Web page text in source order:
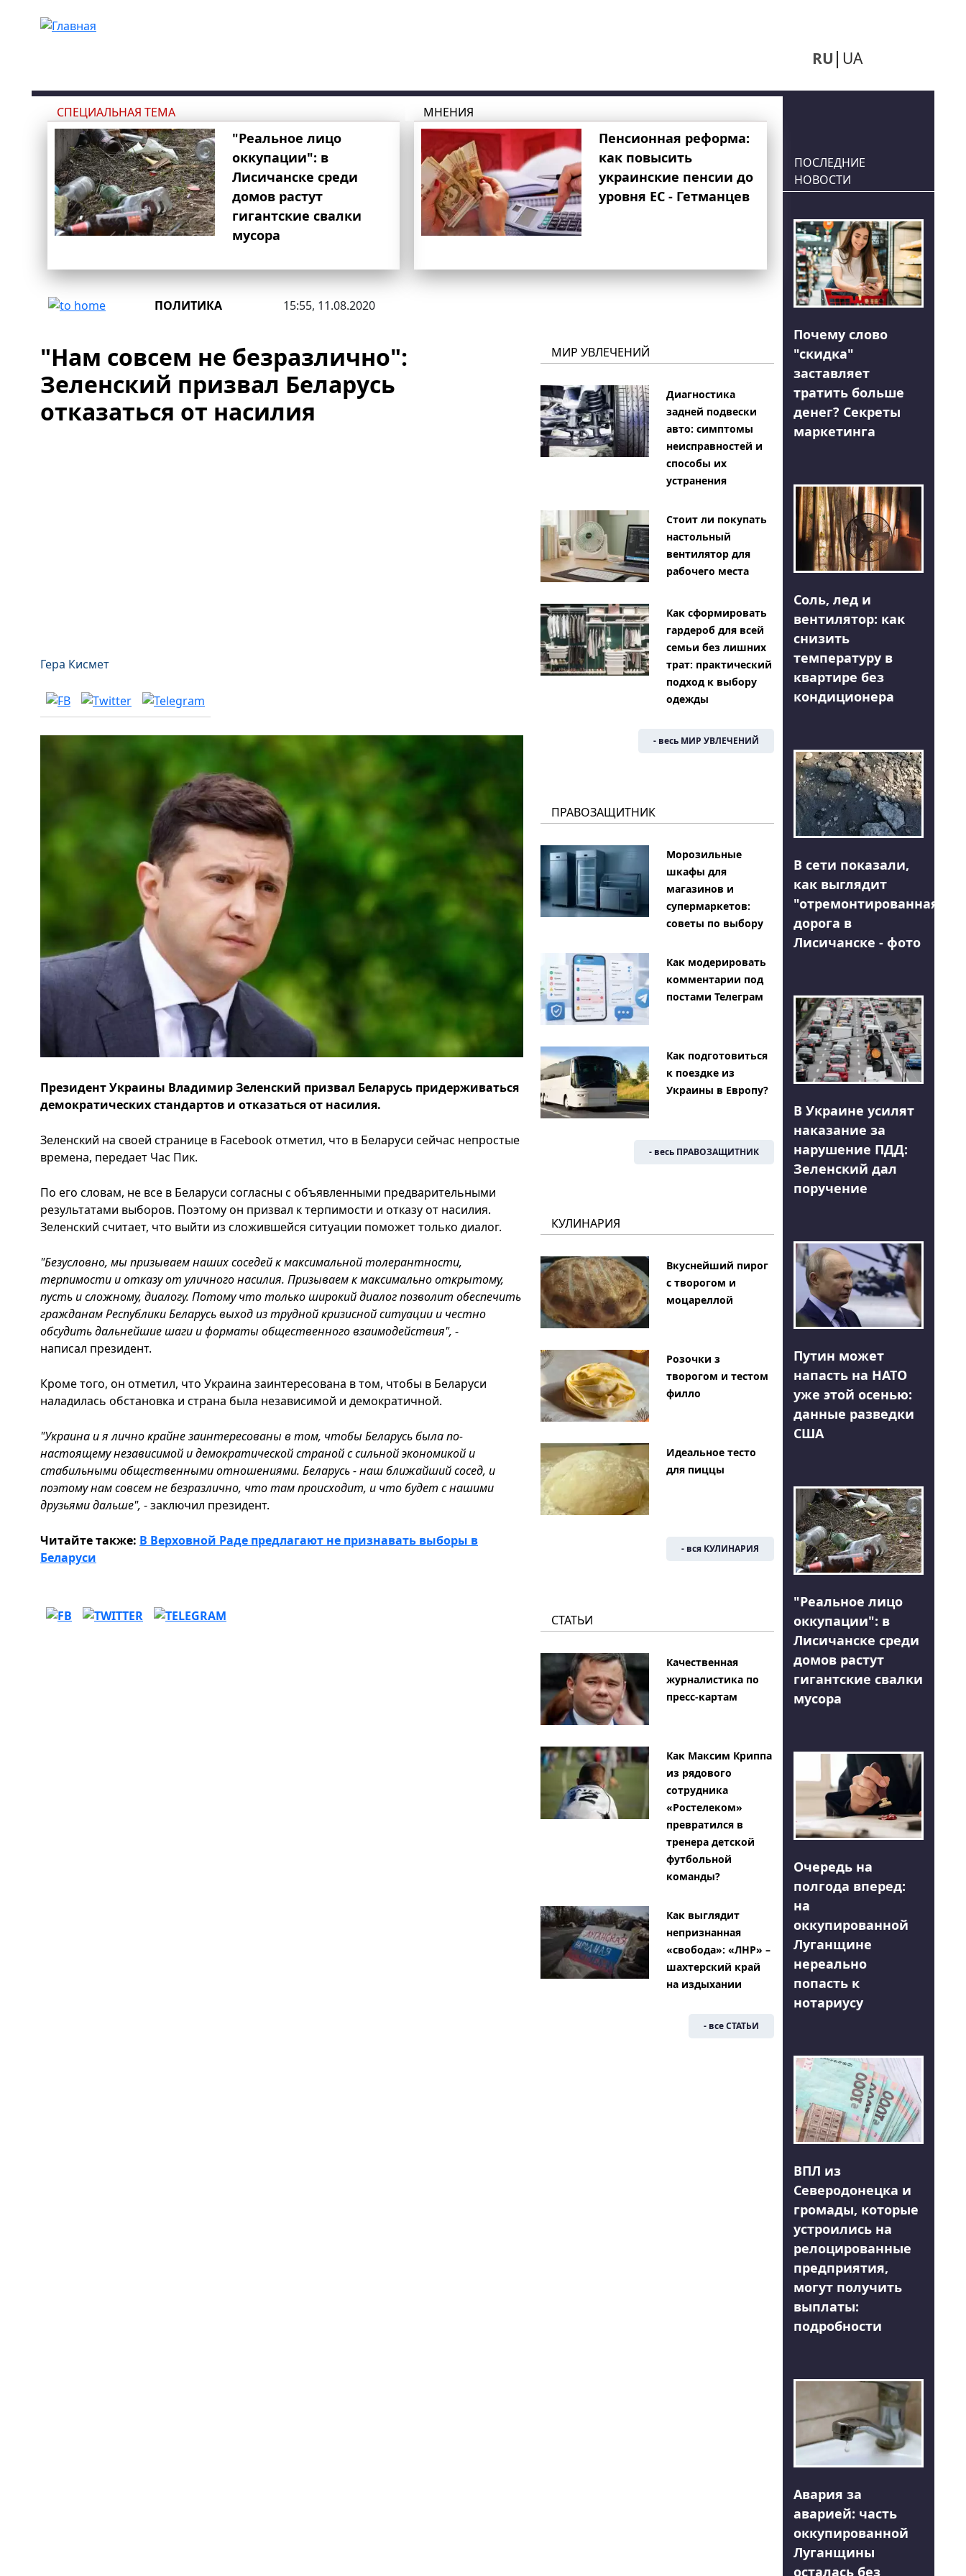
RU UA
СПЕЦИАЛЬНАЯ ТЕМА
"Реальное лицо
оккупации": в
Лисичанске среди
домов растут
гигантские свалки
мусора
МНЕНИЯ
Пенсионная реформа:
как повысить
украинские пенсии до
уровня ЕС - Гетманцев
ПОЛИТИКА 15:55, 11.08.2020
"Нам совсем не безразлично":
Зеленский призвал Беларусь
отказаться от насилия
Гера Кисмет
Президент Украины Владимир Зеленский призвал Беларусь придерживаться
демократических стандартов и отказаться от насилия.
Зеленский на своей странице в Facebook отметил, что в Беларуси сейчас непростые
времена, передает Час Пик.
По его словам, не все в Беларуси согласны с объявленными предварительными
результатами выборов. Поэтому он призвал к терпимости и отказу от насилия.
Зеленский считает, что выйти из сложившейся ситуации поможет только диалог.
"Безусловно, мы призываем наших соседей к максимальной толерантности,
терпимости и отказу от уличного насилия. Призываем к максимально открытому,
пусть и сложному, диалогу. Потому что только широкий диалог позволит обеспечить
гражданам Республики Беларусь выход из трудной кризисной ситуации и честно
обсудить дальнейшие шаги и форматы общественного взаимодействия", -
написал президент.
Кроме того, он отметил, что Украина заинтересована в том, чтобы в Беларуси
наладилась обстановка и страна была независимой и демократичной.
"Украина и я лично крайне заинтересованы в том, чтобы Беларусь была по-
настоящему независимой и демократической страной с сильной экономикой и
стабильными общественными отношениями. Беларусь - наш ближайший сосед, и
поэтому нам совсем не безразлично, что там происходит, и что будет с нашими
друзьями дальше", - заключил президент.
Читайте также: В Верховной Раде предлагают не признавать выборы в
Беларуси
МИР УВЛЕЧЕНИЙ
Диагностика
задней подвески
авто: симптомы
неисправностей и
способы их
устранения
Стоит ли покупать
настольный
вентилятор для
рабочего места
Как сформировать
гардероб для всей
семьи без лишних
трат: практический
подход к выбору
одежды
- весь МИР УВЛЕЧЕНИЙ
ПРАВОЗАЩИТНИК
Морозильные
шкафы для
магазинов и
супермаркетов:
советы по выбору
Как модерировать
комментарии под
постами Телеграм
Как подготовиться
к поездке из
Украины в Европу?
- весь ПРАВОЗАЩИТНИК
КУЛИНАРИЯ
Вкуснейший пирог
с творогом и
моцареллой
Розочки з
творогом и тестом
филло
Идеальное тесто
для пиццы
- вся КУЛИНАРИЯ
СТАТЬИ
Качественная
журналистика по
пресс-картам
Как Максим Криппа
из рядового
сотрудника
«Ростелеком»
превратился в
тренера детской
футбольной
команды?
Как выглядит
непризнанная
«свобода»: «ЛНР» –
шахтерский край
на издыхании
- все СТАТЬИ
ПОСЛЕДНИЕ
НОВОСТИ
Почему слово
"скидка"
заставляет
тратить больше
денег? Секреты
маркетинга
Соль, лед и
вентилятор: как
снизить
температуру в
квартире без
кондиционера
В сети показали,
как выглядит
"отремонтированная"
дорога в
Лисичанске - фото
В Украине усилят
наказание за
нарушение ПДД:
Зеленский дал
поручение
Путин может
напасть на НАТО
уже этой осенью:
данные разведки
США
"Реальное лицо
оккупации": в
Лисичанске среди
домов растут
гигантские свалки
мусора
Очередь на
полгода вперед:
на
оккупированной
Луганщине
нереально
попасть к
нотариусу
ВПЛ из
Северодонецка и
громады, которые
устроились на
релоцированные
предприятия,
могут получить
выплаты:
подробности
Авария за
аварией: часть
оккупированной
Луганщины
осталась без